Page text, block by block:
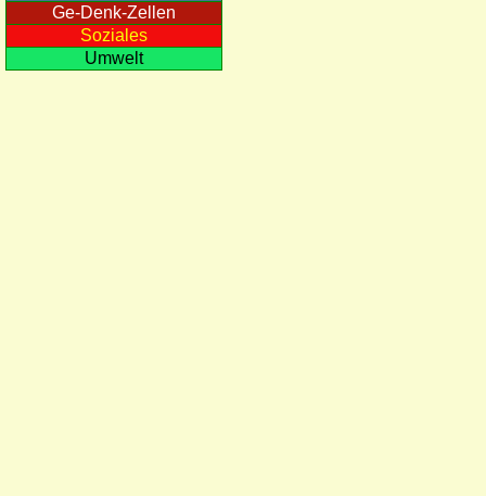
Ge-Denk-Zellen
Soziales
Umwelt